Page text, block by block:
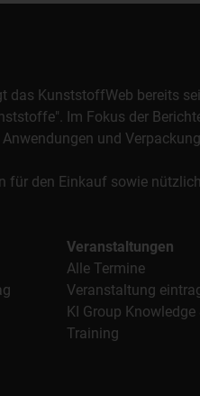
das KunststoffWeb bereits
Im Fokus der
und
den Einkauf sowie
Veranstaltungen
Alle Termine
Veranstaltung
KI Group Knowledge
Training